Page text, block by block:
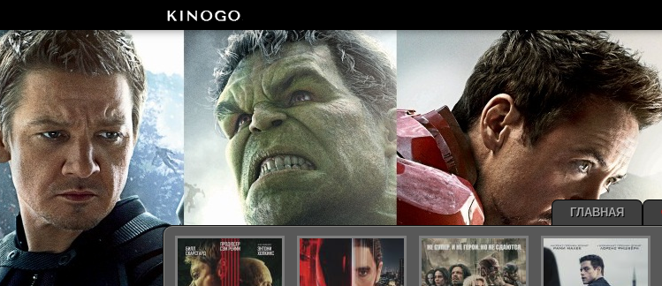
ГЛАВНАЯ